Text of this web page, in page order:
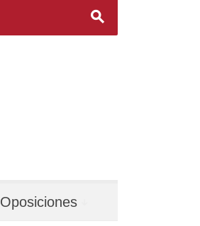
s
Oposiciones